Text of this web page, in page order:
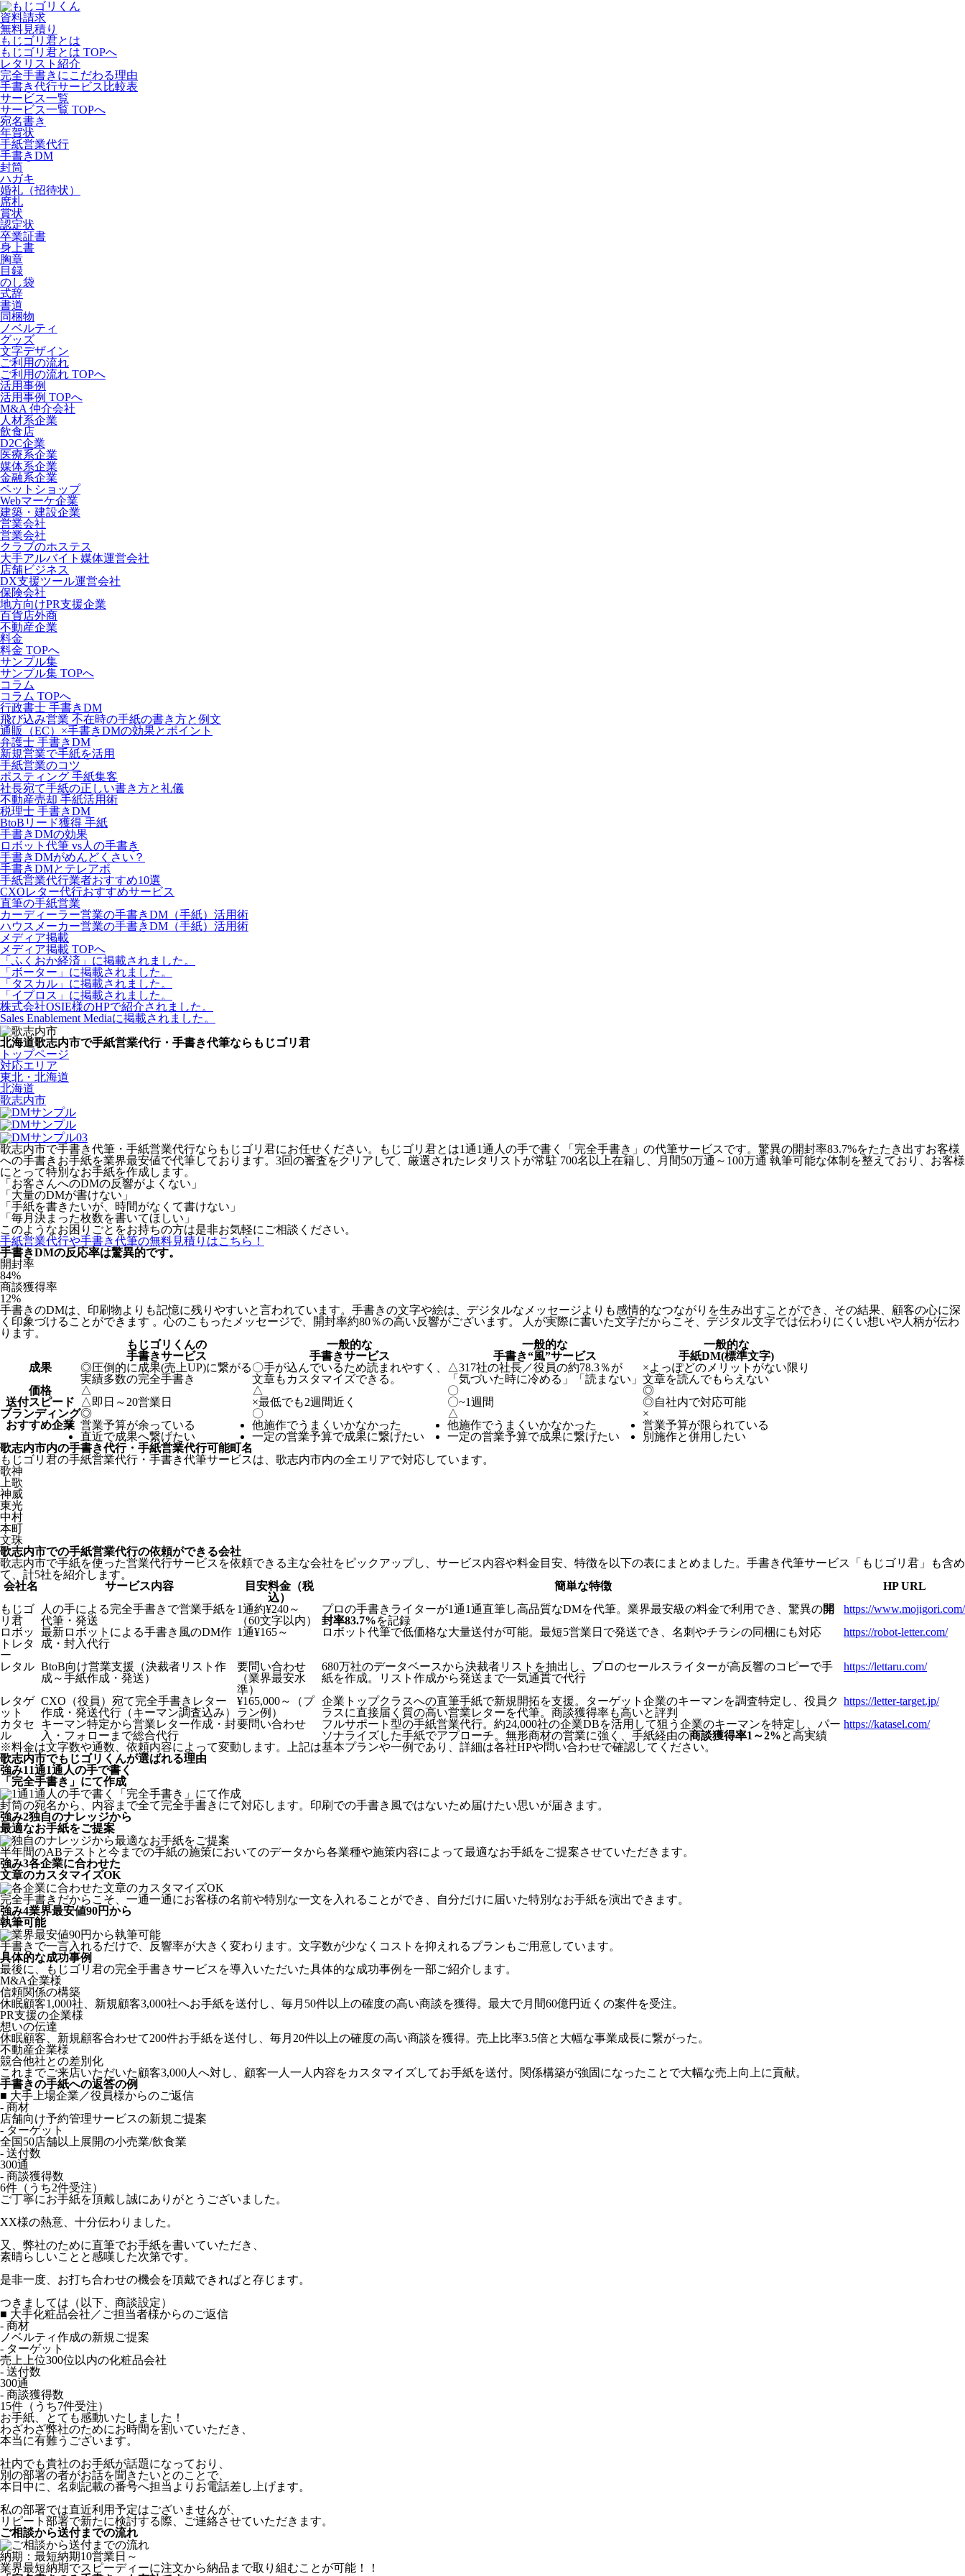
資料請求
無料見積り
もじゴリ君とは
もじゴリ君とは TOPへ
レタリスト紹介
完全手書きにこだわる理由
手書き代行サービス比較表
サービス一覧
サービス一覧 TOPへ
宛名書き
年賀状
手紙営業代行
手書きDM
封筒
ハガキ
婚礼（招待状）
席札
賞状
認定状
卒業証書
身上書
胸章
目録
のし袋
式辞
書道
同梱物
ノベルティ
グッズ
文字デザイン
ご利用の流れ
ご利用の流れ TOPへ
活用事例
活用事例 TOPへ
M&A 仲介会社
人材系企業
飲食店
D2C企業
医療系企業
媒体系企業
金融系企業
ペットショップ
Webマーケ企業
建築・建設企業
営業会社
営業会社
クラブのホステス
大手アルバイト媒体運営会社
店舗ビジネス
DX支援ツール運営会社
保険会社
地方向けPR支援企業
百貨店外商
不動産企業
料金
料金 TOPへ
サンプル集
サンプル集 TOPへ
コラム
コラム TOPへ
行政書士 手書きDM
飛び込み営業 不在時の手紙の書き方と例文
通販（EC）×手書きDMの効果とポイント
弁護士 手書きDM
新規営業で手紙を活用
手紙営業のコツ
ポスティング 手紙集客
社長宛て手紙の正しい書き方と礼儀
不動産売却 手紙活用術
税理士 手書きDM
BtoBリード獲得 手紙
手書きDMの効果
ロボット代筆 vs人の手書き
手書きDMがめんどくさい？
手書きDMとテレアポ
手紙営業代行業者おすすめ10選
CXOレター代行おすすめサービス
直筆の手紙営業
カーディーラー営業の手書きDM（手紙）活用術
ハウスメーカー営業の手書きDM（手紙）活用術
メディア掲載
メディア掲載 TOPへ
「ふくおか経済」に掲載されました。
「ボーター」に掲載されました。
「タスカル」に掲載されました。
「イプロス」に掲載されました。
株式会社OSIE様のHPで紹介されました。
Sales Enablement Mediaに掲載されました。
北海道歌志内市で手紙営業代行・手書き代筆ならもじゴリ君
トップページ
対応エリア
東北・北海道
北海道
歌志内市
歌志内市で手書き代筆・手紙営業代行ならもじゴリ君にお任せください。もじゴリ君とは1通1通人の手で書く「完全手書き」の代筆サービスです。驚異の開封率83.7%をたたき出すお客様
への手書きお手紙を業界最安値で代筆しております。3回の審査をクリアして、厳選されたレタリストが常駐 700名以上在籍し、月間50万通～100万通 執筆可能な体制を整えており、お客様
にとって特別なお手紙を作成します。
「お客さんへのDMの反響がよくない」
「大量のDMが書けない」
「手紙を書きたいが、時間がなくて書けない」
「毎月決まった枚数を書いてほしい」
このようなお困りごとをお持ちの方は是非お気軽にご相談ください。
手紙営業代行や手書き代筆の無料見積りはこちら！
手書きDMの反応率は驚異的です。
開封率
84%
商談獲得率
12%
手書きのDMは、印刷物よりも記憶に残りやすいと言われています。手書きの文字や絵は、デジタルなメッセージよりも感情的なつながりを生み出すことができ、その結果、顧客の心に深
く印象づけることができます 。心のこもったメッセージで、開封率約80％の高い反響がございます。 人が実際に書いた文字だからこそ、デジタル文字では伝わりにくい想いや人柄が伝わ
ります。
もじゴリくんの
手書きサービス
一般的な
手書きサービス
一般的な
手書き“風”サービス
一般的な
手紙DM(標準文字)
成果
◎圧倒的に成果(売上UP)に繋がる
実績多数の完全手書き
〇手が込んでいるため読まれやすく、
文章もカスタマイズできる。
△317社の社長／役員の約78.3％が
「気づいた時に冷める」「読まない」
×よっぽどのメリットがない限り
文章を読んでもらえない
価格
△ △ 〇
◎
送付スピード
△ 即日～20営業日 ×最低でも2週間近く 〇~1週間 ◎自社内で対応可能
ブランディング◎ 〇 △
×
おすすめ企業 営業予算が余っている
直近で成果へ繋げたい
他施作でうまくいかなかった
一定の営業予算で成果に繋げたい
他施作でうまくいかなかった
一定の営業予算で成果に繋げたい
営業予算が限られている
別施作と併用したい
歌志内市内の手書き代行・手紙営業代行可能町名
もじゴリ君の手紙営業代行・手書き代筆サービスは、歌志内市内の全エリアで対応しています。
歌神
上歌
神威
東光
中村
本町
文珠
歌志内市での手紙営業代行の依頼ができる会社
歌志内市で手紙を使った営業代行サービスを依頼できる主な会社をピックアップし、サービス内容や料金目安、特徴を以下の表にまとめました。手書き代筆サービス「もじゴリ君」も含め
て、計5社を紹介します。
会社名
サービス内容
目安料金（税
込）
簡単な特徴
HP URL
もじゴ
リ君
人の手による完全手書きで営業手紙を
代筆・発送
1通約¥240～
（60文字以内）
プロの手書きライターが1通1通直筆し高品質なDMを代筆。業界最安級の料金で利用でき、驚異の開
封率83.7%を記録
https://www.mojigori.com/
ロボッ
トレタ
ー
最新ロボットによる手書き風のDM作
成・封入代行
1通¥165～ ロボット代筆で低価格な大量送付が可能。最短5営業日で発送でき、名刺やチラシの同梱にも対応 https://robot-letter.com/
レタル BtoB向け営業支援（決裁者リスト作
成～手紙作成・発送）
要問い合わせ
（業界最安水
準）
680万社のデータベースから決裁者リストを抽出し、プロのセールスライターが高反響のコピーで手
紙を作成。リスト作成から発送まで一気通貫で代行
https://lettaru.com/
レタゲ
ット
CXO（役員）宛て完全手書きレター
作成・発送代行（キーマン調査込み）
¥165,000～（プ
ラン例）
企業トップクラスへの直筆手紙で新規開拓を支援。ターゲット企業のキーマンを調査特定し、役員ク
ラスに直接届く質の高い営業レターを代筆。商談獲得率も高いと評判
https://letter-target.jp/
カタセ
ル
キーマン特定から営業レター作成・封
入・フォローまで総合代行
要問い合わせ
フルサポート型の手紙営業代行。約24,000社の企業DBを活用して狙う企業のキーマンを特定し、パー
ソナライズした手紙でアプローチ。無形商材の営業に強く、手紙経由の商談獲得率1～2%と高実績
https://katasel.com/
※料金は文字数や通数、依頼内容によって変動します。上記は基本プランや一例であり、詳細は各社HPや問い合わせで確認してください。​
歌志内市でもじゴリくんが選ばれる理由
強み11通1通人の手で書く
「完全手書き」にて作成
封筒の宛名から、内容まで全て完全手書きにて対応します。印刷での手書き風ではないため届けたい思いが届きます。
強み2独自のナレッジから
最適なお手紙をご提案
半年間のABテストと今までの手紙の施策においてのデータから各業種や施策内容によって最適なお手紙をご提案させていただきます。
強み3各企業に合わせた
文章のカスタマイズOK
完全手書きだからこそ、一通一通にお客様の名前や特別な一文を入れることができ、自分だけに届いた特別なお手紙を演出できます。
強み4業界最安値90円から
執筆可能
手書きで一言入れるだけで、反響率が大きく変わります。文字数が少なくコストを抑えれるプランもご用意しています。
具体的な成功事例
最後に、もじゴリ君の完全手書きサービスを導入いただいた具体的な成功事例を一部ご紹介します。
M&A企業様
信頼関係の構築
休眠顧客1,000社、新規顧客3,000社へお手紙を送付し、毎月50件以上の確度の高い商談を獲得。最大で月間60億円近くの案件を受注。
PR支援の企業様
想いの伝達
休眠顧客、新規顧客合わせて200件お手紙を送付し、毎月20件以上の確度の高い商談を獲得。売上比率3.5倍と大幅な事業成長に繋がった。
不動産企業様
競合他社との差別化
これまでご来店いただいた顧客3,000人へ対し、顧客一人一人内容をカスタマイズしてお手紙を送付。関係構築が強固になったことで大幅な売上向上に貢献。
手書きの手紙への返答の例
■ 大手上場企業／役員様からのご返信
- 商材
店舗向け予約管理サービスの新規ご提案
- ターゲット
全国50店舗以上展開の小売業/飲食業
- 送付数
300通
- 商談獲得数
6件（うち2件受注）
ご丁寧にお手紙を頂戴し誠にありがとうございました。
XX様の熱意、十分伝わりました。
又、弊社のために直筆でお手紙を書いていただき、
素晴らしいことと感嘆した次第です。
是非一度、お打ち合わせの機会を頂戴できればと存じます。
つきましては（以下、商談設定）
■ 大手化粧品会社／ご担当者様からのご返信
- 商材
ノベルティ作成の新規ご提案
- ターゲット
売上上位300位以内の化粧品会社
- 送付数
300通
- 商談獲得数
15件（うち7件受注）
お手紙、とても感動いたしました！
わざわざ弊社のためにお時間を割いていただき、
本当に有難うございます。
社内でも貴社のお手紙が話題になっており、
別の部署の者がお話を聞きたいとのことで、
本日中に、名刺記載の番号へ担当よりお電話差し上げます。
私の部署では直近利用予定はございませんが、
リピート部署で新たに検討する際、ご連絡させていただきます。
ご相談から送付までの流れ
納期：最短納期10営業日～
業界最短納期でスピーディーに注文から納品まで取り組むことが可能！！